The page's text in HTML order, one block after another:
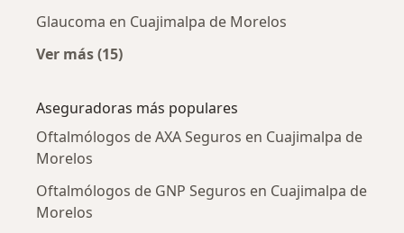
Glaucoma en Cuajimalpa de Morelos
Ver más (15)
Aseguradoras más populares
Oftalmólogos de AXA Seguros en Cuajimalpa de
Morelos
Oftalmólogos de GNP Seguros en Cuajimalpa de
Morelos